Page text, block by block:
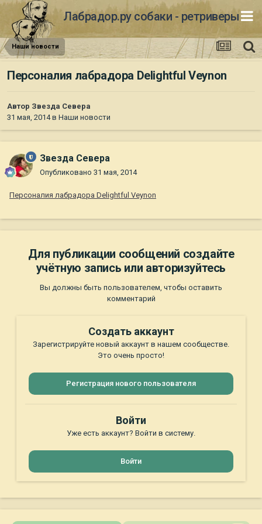
Лабрадор.ру собаки - ретриверы
Наши новости
Персоналия лабрадора Delightful Veynon
Автор Звезда Севера
31 мая, 2014в Наши новости
Звезда Севера
Опубликовано 31 мая, 2014
Персоналия лабрадора Delightful Veynon
Для публикации сообщений создайте
учётную запись или авторизуйтесь
Вы должны быть пользователем, чтобы оставить
комментарий
Создать аккаунт
Зарегистрируйте новый аккаунт в нашем сообществе.
Это очень просто!
Регистрация нового пользователя
Войти
Уже есть аккаунт? Войти в систему.
Войти